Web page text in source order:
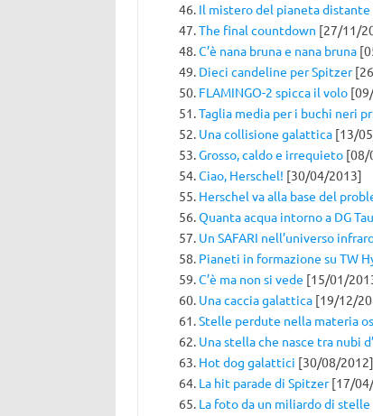
Il mistero del pianeta distante
The final countdown [27/11/
C’è nana bruna e nana bruna
Dieci candeline per Spitzer
FLAMINGO-2 spicca il volo
Taglia media per i buchi neri
Una collisione galattica[13/
Grosso, caldo e irrequieto[08/
Ciao, Herschel! [30/04/2013]
Herschel va alla base del
Quanta acqua intorno a DG
Un SAFARI nell’universo
Pianeti in formazione su TW
C’è ma non si vede [15/01/
Una caccia galattica[19/12/
Stelle perdute nella materia
Una stella che nasce tra nubi
Hot dog galattici [30/08/2012]
La hit parade di Spitzer[17/
La foto da un miliardo di stelle